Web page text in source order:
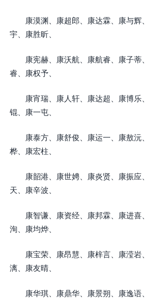
康漠渊、康超郎、康达霖、康与辉
宇、康胜昕、
康宪赫、康沃航、康航睿、康子蒂
睿、康权予、
康宵瑞、康人轩、康达超、康博乐
锟、康一屯、
康泰方、康舒俊、康运一、康敖沅
桦、康宏柱、
康韶港、康世娉、康炎贤、康振应
天、康辛波、
康智谦、康资经、康邦霖、康进喜
洵、康均烨、
康宝荣、康昂慧、康梓言、康滢岩
漓、康友晴、
康华琪、康鼎华、康景朔、康逸语